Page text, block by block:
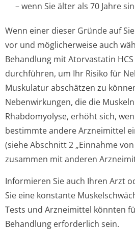
– wenn Sie älter als 70 Jahre
Wenn einer dieser Gründe auf
vor und möglicherweise auch
Behandlung mit Atorvastatin
durchführen, um Ihr Risiko für
Muskulatur abschätzen zu
Nebenwirkungen, die die
Rhabdomyolyse, erhöht sich,
bestimmte andere Arzneimittel
(siehe Abschnitt 2 „Einnahme
zusammen mit anderen
Informieren Sie auch Ihren Arzt
Sie eine konstante
Tests und Arzneimittel könnten
Behandlung erforderlich sein.